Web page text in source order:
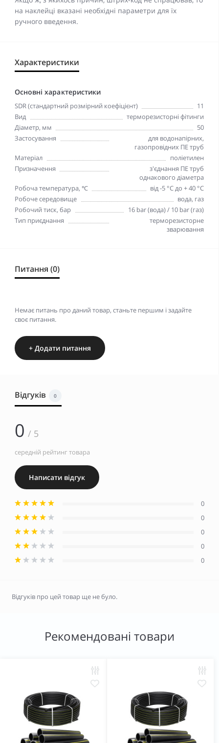
на наклейці вказані необхідні параметри для їх
ручного введення.
Характеристики
Основні характеристики
SDR (стандартний розмірний коефіцієнт)
11
Вид
терморезисторні фітинги
Діаметр, мм
50
Застосування
для водонапірних,
газопровідних ПЕ труб
Матеріал
поліетилен
Призначення
з'єднання ПЕ труб
однакового діаметра
Робоча температура, ℃
від -5 °C до + 40 °C
Робоче середовище
вода, газ
Робочий тиск, бар
16 bar (вода) / 10 bar (газ)
Тип приєднання
терморезисторне
зварювання
Питання (0)
Немає питань про даний товар, станьте першим і задайте
своє питання.
+ Додати питання
Відгуків 0
0 / 5
середній рейтинг товара
Написати відгук
0
0
0
0
0
Відгуків про цей товар ще не було.
Рекомендовані товари